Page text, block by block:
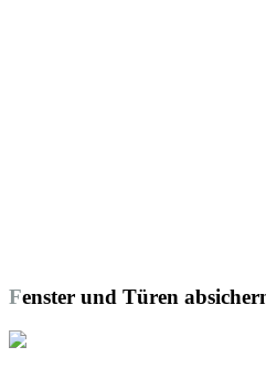
Fenster und Türen